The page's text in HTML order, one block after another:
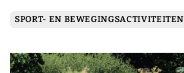
SPORT- EN BEWEGINGSACTIVITEITEN